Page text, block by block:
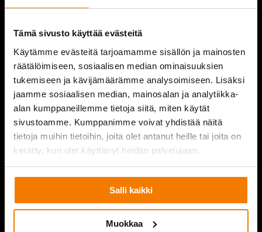
Tämä sivusto käyttää evästeitä
Käytämme evästeitä tarjoamamme sisällön ja mainosten
räätälöimiseen, sosiaalisen median ominaisuuksien
tukemiseen ja kävijämäärämme analysoimiseen. Lisäksi
jaamme sosiaalisen median, mainosalan ja analytiikka-
alan kumppaneillemme tietoja siitä, miten käytät
sivustoamme. Kumppanimme voivat yhdistää näitä
tietoja muihin tietoihin, joita olet antanut heille tai joita on
kerätty, kun olet käyttänyt heidän palvelujaan.
Salli kaikki
Muokkaa
YRITYS
YHTEYSTIEDOT
PURKUPIHA